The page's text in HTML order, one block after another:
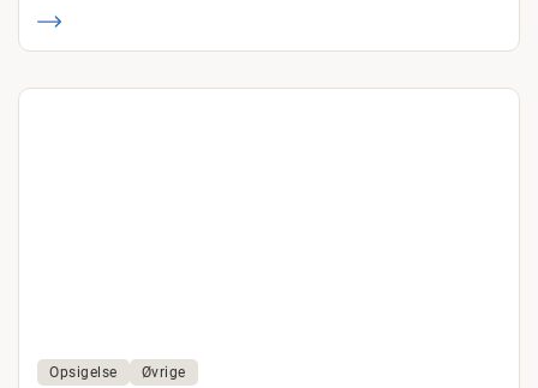
Opsigelse Øvrige